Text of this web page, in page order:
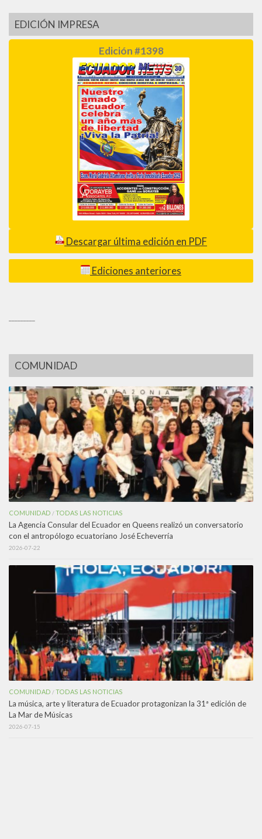
EDICIÓN IMPRESA
Edición #1398
Descargar última edición en PDF
Ediciones anteriores
COMUNIDAD
COMUNIDAD /TODAS LAS NOTICIAS
La Agencia Consular del Ecuador en Queens realizó un conversatorio
con el antropólogo ecuatoriano José Echeverría
2026-07-22
COMUNIDAD /TODAS LAS NOTICIAS
La música, arte y literatura de Ecuador protagonizan la 31ª edición de
La Mar de Músicas
2026-07-15